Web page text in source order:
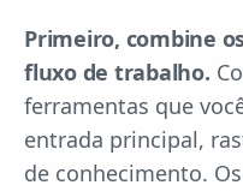
Primeiro, combine
fluxo de trabalho.
ferramentas que
entrada principal,
de conhecimento.